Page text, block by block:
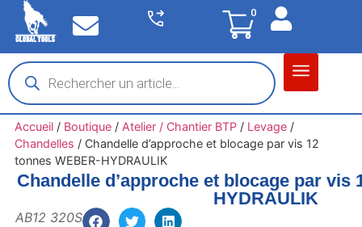
0
Accueil/ Boutique/ Atelier / Chantier BTP/ Levage/
Chandelles / Chandelle d’approche et blocage par vis 12
tonnes WEBER-HYDRAULIK
Chandelle d’approche et blocage par vis
HYDRAULIK
AB12 320S